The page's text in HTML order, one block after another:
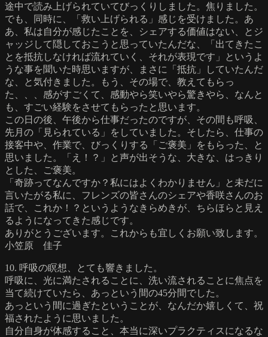
途中で読み上げられていてびっくりしました。焦りました。
でも、同時に、「救い上げられる」感じを受けました。あ
あ、私は自分が感じたことを、シェアする価値はない、とジ
ャッジして隠しておこうと思っていたんだな、「出てきたこ
とを抵抗しなければ流れていく、それが表現です」というよ
うな事を聞いた時思いますが、まさに「抵抗」していたんだ
な、と気付きました。もう、その場で、教えてもらっ
た、、、感がすごくて、感動やら笑いやら驚きやら、なんと
も、すごい経験をさせてもらったと思います。
この日の後、午後から仕事だったのですが、その間も呼吸、
先月の「見られている」をしていました。そしたら、仕事の
接客中や、作業で、びっくりする「ご褒美」をもらった、と
思いました。「え！？」と声が出そうな、大きな、はっきり
とした、ご褒美。
「奇跡ってなんですか？私にはよくわかりません」と未だに
言いたがる私に、フレンズの皆さんのシェアや香咲さんのお
話で、これか！？というようなきらめきが、ちらほらと見え
るようになってきた感じです。
ありがとうございます。これからも宜しくお願い致します。
小笠原 佳子
10. 呼吸の瞑想、とても響きました。
呼吸に、光に満たされることに、洗い流されることに焦点を
当て続けていたら、あっという間の45分間でした。
あっという間に過ぎたということが、なんだか嬉しくて、祝
福されたように思いました。
自分自身が体感すること、本当に深いプラクティスになるな